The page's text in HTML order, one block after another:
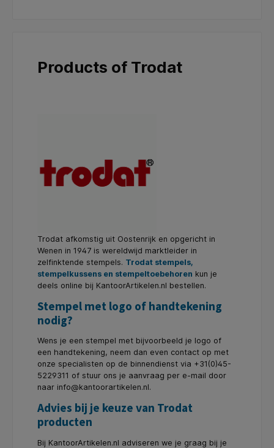
Products of Trodat
Trodat afkomstig uit Oostenrijk en opgericht in
Wenen in 1947 is wereldwijd marktleider in
zelfinktende stempels. Trodat stempels,
stempelkussens en stempeltoebehoren kun je
deels online bij KantoorArtikelen.nl bestellen.
Stempel met logo of handtekening
nodig?
Wens je een stempel met bijvoorbeeld je logo of
een handtekening, neem dan even contact op met
onze specialisten op de binnendienst via +31(0)45-
5229311 of stuur ons je aanvraag per e-mail door
naar info@kantoorartikelen.nl.
Advies bij je keuze van Trodat
producten
Bij KantoorArtikelen.nl adviseren we je graag bij je